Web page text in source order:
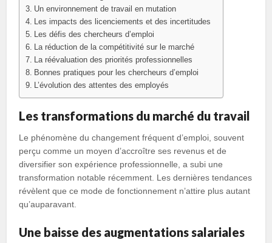
Un environnement de travail en mutation
Les impacts des licenciements et des incertitudes
Les défis des chercheurs d’emploi
La réduction de la compétitivité sur le marché
La réévaluation des priorités professionnelles
Bonnes pratiques pour les chercheurs d’emploi
L’évolution des attentes des employés
Les transformations du marché du travail
Le phénomène du changement fréquent d’emploi, souvent
perçu comme un moyen d’accroître ses revenus et de
diversifier son expérience professionnelle, a subi une
transformation notable récemment. Les dernières tendances
révèlent que ce mode de fonctionnement n’attire plus autant
qu’auparavant.
Une baisse des augmentations salariales